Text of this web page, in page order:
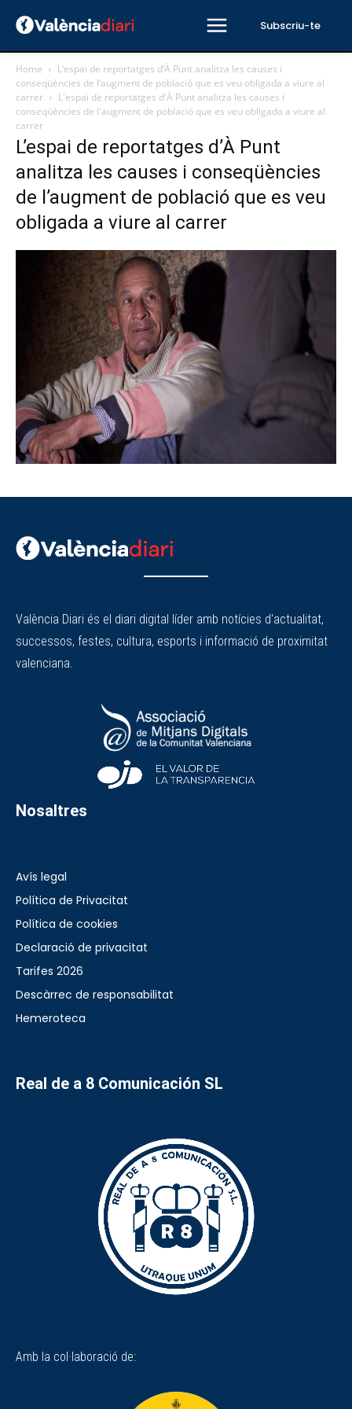
Subscriu-te
Home
L’espai de reportatges d’À Punt analitza les causes i
conseqüències de l’augment de població que es veu obligada a viure al
carrer
L'espai de reportatges d'À Punt analitza les causes i
conseqüències de l'augment de població que es veu obligada a viure al
carrer
L’espai de reportatges d’À Punt
analitza les causes i conseqüències
de l’augment de població que es veu
obligada a viure al carrer
València Diari és el diari digital líder amb notícies d'actualitat,
successos, festes, cultura, esports i informació de proximitat
valenciana.
Nosaltres
Avís legal
Política de Privacitat
Política de cookies
Declaració de privacitat
Tarifes 2026
Descàrrec de responsabilitat
Hemeroteca
Real de a 8 Comunicación SL
Amb la col·laboració de: